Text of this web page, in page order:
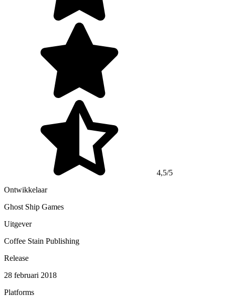
4,5/5
Ontwikkelaar
Ghost Ship Games
Uitgever
Coffee Stain Publishing
Release
28 februari 2018
Platforms